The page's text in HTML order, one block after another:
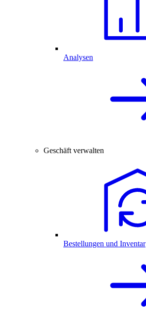
Analysen
Geschäft verwalten
Bestellungen und Inventar